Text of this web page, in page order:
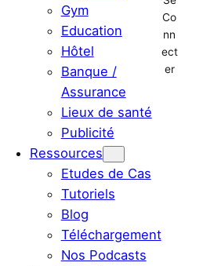
Gym
Education
Hôtel
Banque /
Assurance
Lieux de santé
Publicité
Ressources
Etudes de Cas
Tutoriels
Blog
Téléchargement
Nos Podcasts
Co
nn
ect
er